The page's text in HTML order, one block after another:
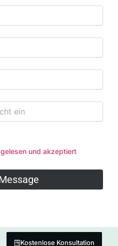
und akzeptiert
Kostenlose Konsultation